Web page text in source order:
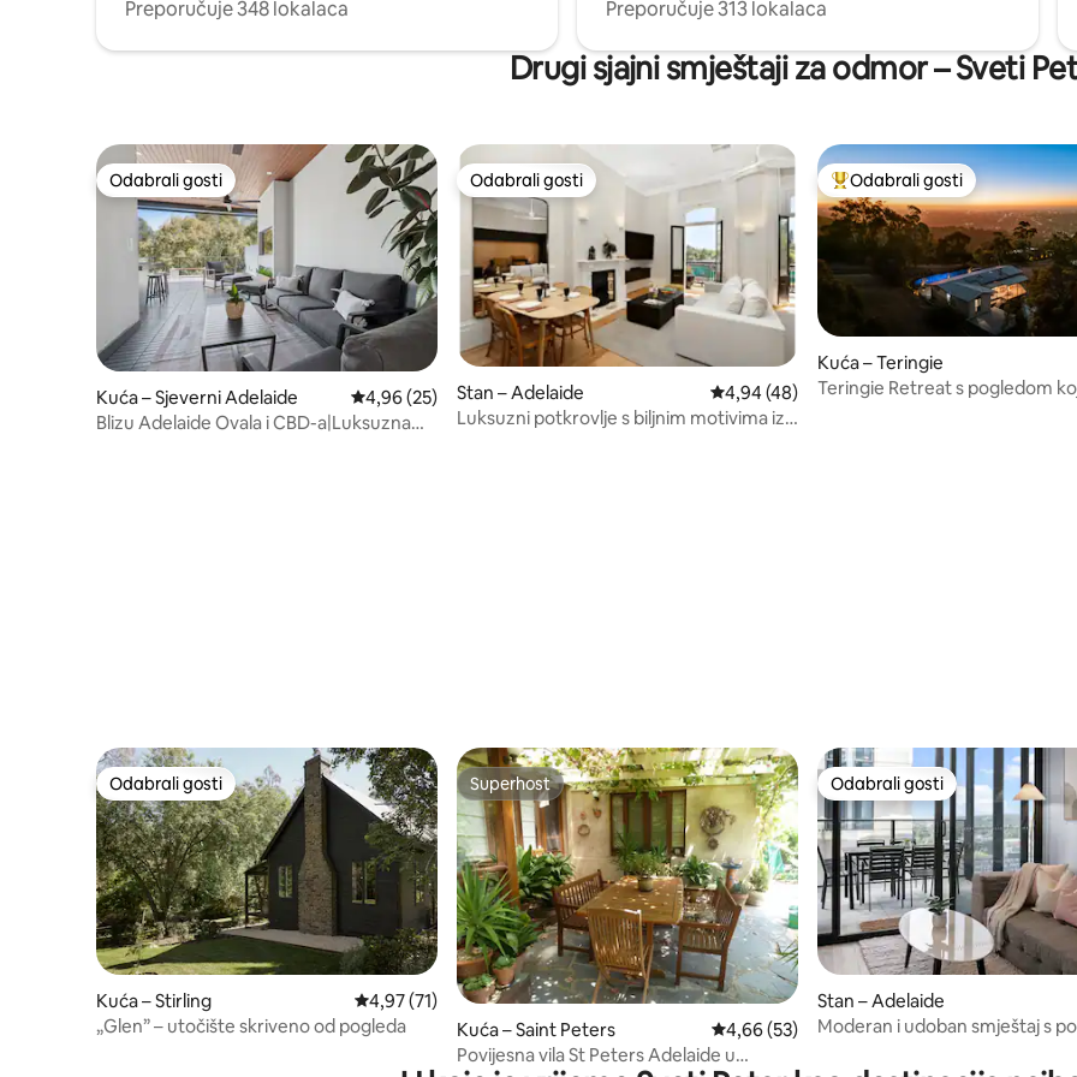
End udaljen je oko 40 minuta hoda.
Preporučuje 348 lokalaca
Preporučuje 313 lokalaca
Drugi sjajni smještaji za odmor – Sveti
Odabrali gosti
Odabrali gosti
Kuća – Sjeverni Adelaide Prosječna ocjena: 4,96/5, recenzija: 25
4,96 (25)
Blizu Adelaide Ovala i CBD-a|Luksuzna
Odabrali gosti
Odabrali gosti
Stan – Adelaide Prosječna ocjena: 4,94/5, recenzija: 48
4,94 (48)
Luksuzni potkrovlje s biljnim motivima iz
Među najviše rangiranima s
Odabrali gosti
Kuća – Teringie
Teringie Retreat s pogledom
Odabrali gosti
Odabrali gosti
Kuća – Stirling Prosječna ocjena: 4,97/5, recenzija: 71
4,97 (71)
„Glen” – utočište skriveno od pogleda
Superhost
Superhost
Kuća – Saint Peters Prosječna ocjena: 4,66/5, recenzija: 53
4,66 (53)
Povijesna vila St Peters Adelaide u
Odabrali gosti
Odabrali gosti
Stan – Adelaide
Moderan i udoban smještaj s